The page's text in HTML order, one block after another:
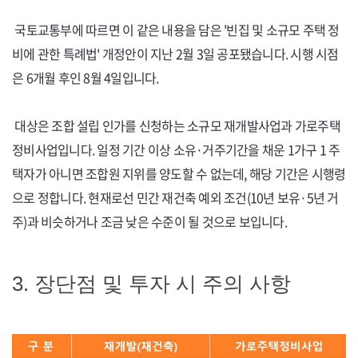
국토교통부에 따르면 이 같은 내용을 담은 '빈집 및 소규모 주택 정
비에 관한 특례법' 개정안이 지난 2월 3일 공포됐습니다. 시행 시점
은 6개월 후인 8월 4일입니다.
대상은 조합 설립 인가를 신청하는 소규모 재개발사업과 가로주택
정비사업입니다. 일정 기간 이상 소유·거주기간을 채운 1가구 1 주
택자가 아니면 조합원 지위를 양도할 수 없는데, 해당 기간은 시행령
으로 정합니다. 현재로선 민간 재건축 예외 조건(10년 보유·5년 거
주)과 비슷하거나 조금 낮은 수준이 될 것으로 보입니다.
3. 장단점 및 투자 시 주의 사항